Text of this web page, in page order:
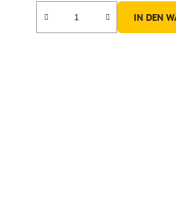
IN DEN